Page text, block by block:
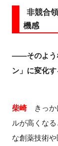
非競合
機感
――そのよう
ン」に変化
柴崎きっか
ルが高くな
な創薬技術